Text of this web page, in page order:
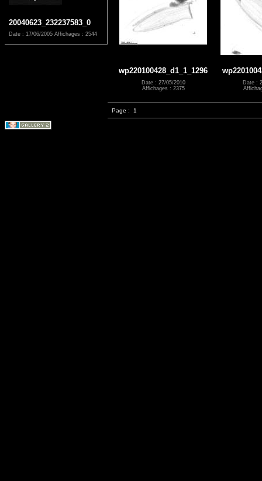
20040623_232237583_0
Date : 17/06/2005 Affichages : 2544
wp220100428_d1_1_1296
Date : 27/05/2010
Affichages : 2375
Date :
Page : 1